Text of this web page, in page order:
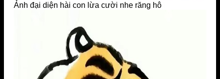
Ảnh đại diện hài con lừa cười nhe răng hô